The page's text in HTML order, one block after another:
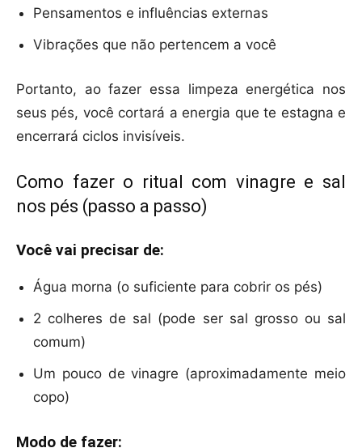
Pensamentos e influências externas
Vibrações que não pertencem a você
Portanto, ao fazer essa limpeza energética nos
seus pés, você cortará a energia que te estagna e
encerrará ciclos invisíveis.
Como fazer o ritual com vinagre e sal
nos pés (passo a passo)
Você vai precisar de:
Água morna (o suficiente para cobrir os pés)
2 colheres de sal (pode ser sal grosso ou sal
comum)
Um pouco de vinagre (aproximadamente meio
copo)
Modo de fazer: